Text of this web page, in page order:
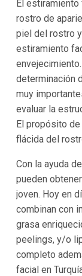
El
rostro de
piel del rostro
estiramiento
determinación
muy
evaluar la
El propósito
flácida del
Con la ayuda
pueden
joven. Hoy en
combinan con
grasa
peelings, y/o
completo
facial en